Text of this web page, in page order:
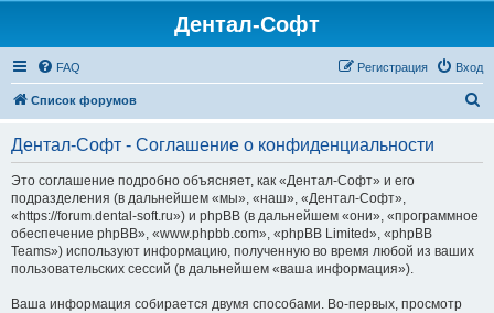
Дентал-Софт
FAQ Вход
Регистрация
Список форумов
Дентал-Софт - Соглашение о конфиденциальности
Это соглашение подробно объясняет, как «Дентал-Софт» и его
подразделения (в дальнейшем «мы», «наш», «Дентал-Софт»,
«https://forum.dental-soft.ru») и phpBB (в дальнейшем «они», «программное
обеспечение phpBB», «www.phpbb.com», «phpBB Limited», «phpBB
Teams») используют информацию, полученную во время любой из ваших
пользовательских сессий (в дальнейшем «ваша информация»).
Ваша информация собирается двумя способами. Во-первых, просмотр